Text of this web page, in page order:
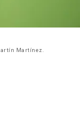
Martínez.